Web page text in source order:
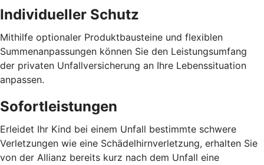
Individueller Schutz
Mithilfe optionaler Produktbausteine und flexiblen
Summenanpassungen können Sie den Leistungsumfang
der privaten Unfallversicherung an Ihre Lebenssituation
anpassen.
Sofortleistungen
Erleidet Ihr Kind bei einem Unfall bestimmte schwere
Verletzungen wie eine Schädelhirnverletzung, erhalten Sie
von der Allianz bereits kurz nach dem Unfall eine